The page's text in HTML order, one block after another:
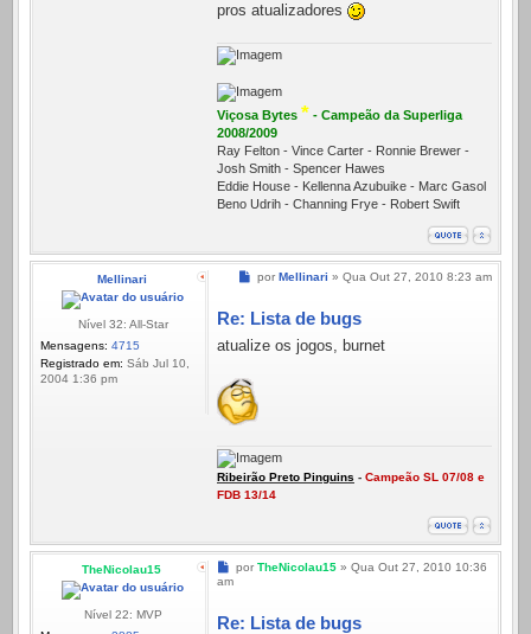
pros atualizadores
Viçosa Bytes * - Campeão da Superliga
2008/2009
Ray Felton - Vince Carter - Ronnie Brewer -
Josh Smith - Spencer Hawes
Eddie House - Kellenna Azubuike - Marc Gasol
Beno Udrih - Channing Frye - Robert Swift
Mellinari
Nível 32: All-Star
Mensagens: 4715
Registrado em: Sáb Jul 10,
2004 1:36 pm
Mensagem
por Mellinari » Qua Out 27, 2010 8:23 am
Re: Lista de bugs
atualize os jogos, burnet
Ribeirão Preto Pinguins - Campeão SL 07/08 e
FDB 13/14
TheNicolau15
Nível 22: MVP
Mensagem
por TheNicolau15» Qua Out 27, 2010 10:36
am
Re: Lista de bugs